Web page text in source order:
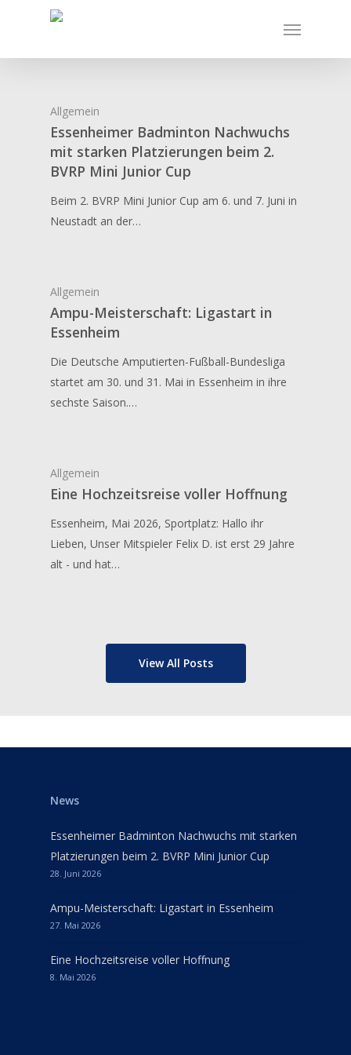
Allgemein
Essenheimer Badminton Nachwuchs
mit starken Platzierungen beim 2.
BVRP Mini Junior Cup
Beim 2. BVRP Mini Junior Cup am 6. und 7. Juni in
Neustadt an der…
Allgemein
Ampu-Meisterschaft: Ligastart in
Essenheim
Die Deutsche Amputierten-Fußball-Bundesliga
startet am 30. und 31. Mai in Essenheim in ihre
sechste Saison.…
Allgemein
Eine Hochzeitsreise voller Hoffnung
Essenheim, Mai 2026, Sportplatz: Hallo ihr
Lieben, Unser Mitspieler Felix D. ist erst 29 Jahre
alt - und hat…
View All Posts
News
Essenheimer Badminton Nachwuchs mit starken
Platzierungen beim 2. BVRP Mini Junior Cup
28. Juni 2026
Ampu-Meisterschaft: Ligastart in Essenheim
27. Mai 2026
Eine Hochzeitsreise voller Hoffnung
8. Mai 2026